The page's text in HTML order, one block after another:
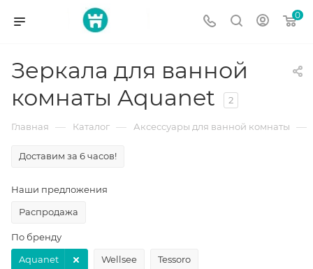
0
Зеркала для ванной
комнаты Aquanet
2
Главная — Каталог — Аксессуары для ванной комнаты —
Доставим за 6 часов!
Наши предложения
Распродажа
По бренду
Aquanet
Wellsee Tessoro